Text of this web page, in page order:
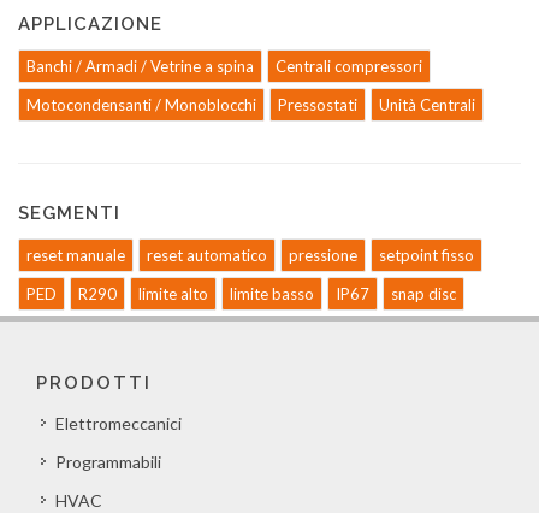
APPLICAZIONE
Banchi / Armadi / Vetrine a spina
Centrali compressori
Motocondensanti / Monoblocchi
Pressostati Unità Centrali
SEGMENTI
reset manuale reset automatico pressione
setpoint fisso
PED
R290 limite alto limite basso IP67 snap disc
PRODOTTI
Elettromeccanici
Programmabili
HVAC